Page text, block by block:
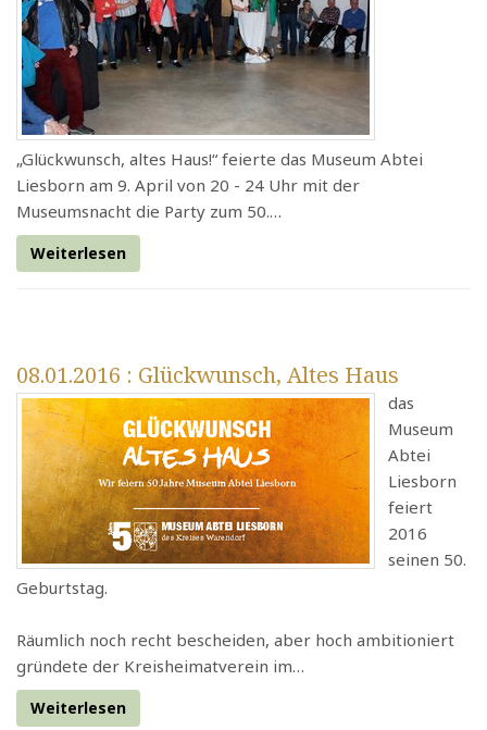
„Glückwunsch, altes Haus!“ feierte das Museum Abtei
Liesborn am 9. April von 20 - 24 Uhr mit der
Museumsnacht die Party zum 50.…
Weiterlesen
08.01.2016 : Glückwunsch, Altes Haus
das
Museum
Abtei
Liesborn
feiert
2016
seinen 50.
Geburtstag.
Räumlich noch recht bescheiden, aber hoch ambitioniert
gründete der Kreisheimatverein im…
Weiterlesen